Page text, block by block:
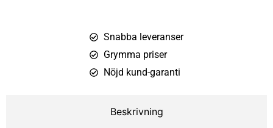
Snabba leveranser
Grymma priser
Nöjd kund-garanti
Beskrivning